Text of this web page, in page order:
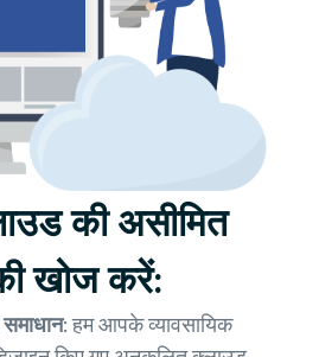
की असीमित
खोज करें:
हम आपके व्यावसायिक